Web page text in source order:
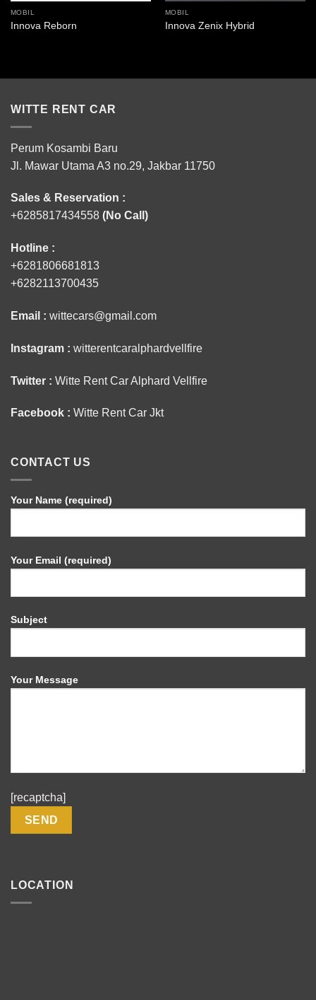
MOBIL
Innova Reborn
MOBIL
Innova Zenix Hybrid
WITTE RENT CAR
Perum Kosambi Baru
Jl. Mawar Utama A3 no.29, Jakbar 11750
Sales & Reservation :
+6285817434558 (No Call)
Hotline :
+6281806681813
+6282113700435
Email : wittecars@gmail.com
Instagram : witterentcaralphardvellfire
Twitter : Witte Rent Car Alphard Vellfire
Facebook : Witte Rent Car Jkt
CONTACT US
Your Name (required)
Your Email (required)
Subject
Your Message
[recaptcha]
LOCATION